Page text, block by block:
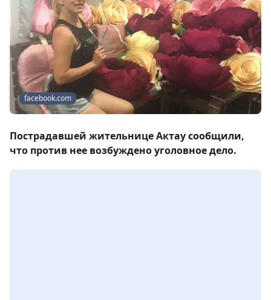
facebook.com
Пострадавшей жительнице Актау сообщили,
что против нее возбуждено уголовное дело.